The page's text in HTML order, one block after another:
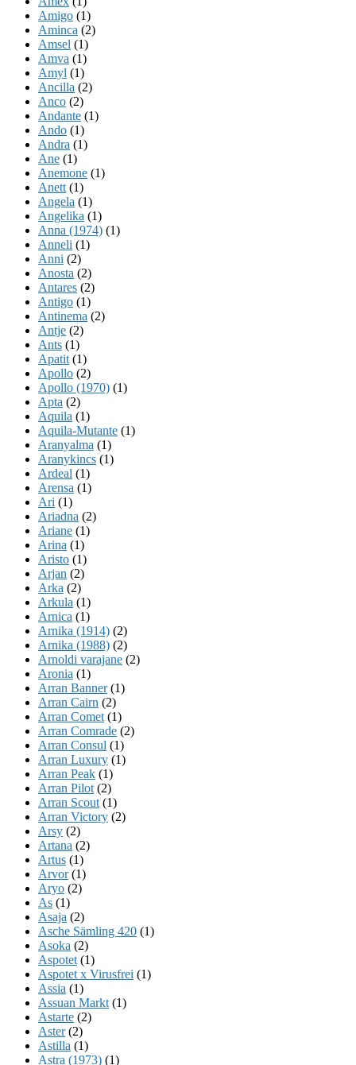
Amigo (1)
Aminca (2)
Amsel (1)
Amva (1)
Amyl (1)
Ancilla (2)
Anco (2)
Andante (1)
Ando (1)
Andra (1)
Ane (1)
Anemone (1)
Anett (1)
Angela (1)
Angelika (1)
Anna (1974) (1)
Anneli (1)
Anni (2)
Anosta (2)
Antares (2)
Antigo (1)
Antinema (2)
Antje (2)
Ants (1)
Apatit (1)
Apollo (2)
Apollo (1970) (1)
Apta (2)
Aquila (1)
Aquila-Mutante (1)
Aranyalma (1)
Aranykincs (1)
Ardeal (1)
Arensa (1)
Ari (1)
Ariadna (2)
Ariane (1)
Arina (1)
Aristo (1)
Arjan (2)
Arka (2)
Arkula (1)
Arnica (1)
Arnika (1914) (2)
Arnika (1988) (2)
Arnoldi varajane (2)
Aronia (1)
Arran Banner(1)
Arran Cairn (2)
Arran Comet (1)
Arran Comrade (2)
Arran Consul (1)
Arran Luxury (1)
Arran Peak (1)
Arran Pilot (2)
Arran Scout (1)
Arran Victory (2)
Arsy (2)
Artana (2)
Artus (1)
Arvor(1)
Aryo (2)
As (1)
Asaja (2)
Asche Sämling 420 (1)
Asoka (2)
Aspotet (1)
Aspotet x Virusfrei (1)
Assia (1)
Assuan Markt (1)
Astarte (2)
Aster(2)
Astilla (1)
Astra (1973) (1)